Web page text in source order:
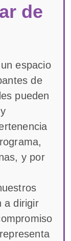
de
espacio
de
pueden
y por
a dirigir